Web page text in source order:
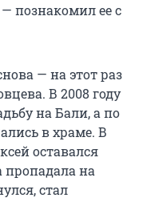
познакомил ее с
— на этот раз
В 2008 году
на Бали, а по
в храме. В
оставался
пропадала на
стал